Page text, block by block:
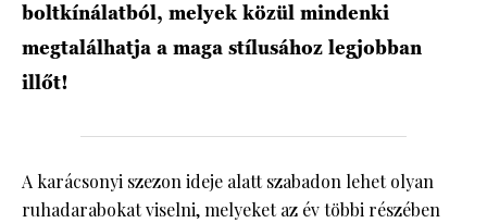
boltkínálatból, melyek közül mindenki
megtalálhatja a maga stílusához legjobban
illőt!
A karácsonyi szezon ideje alatt szabadon lehet olyan
ruhadarabokat viselni, melyeket az év többi részében